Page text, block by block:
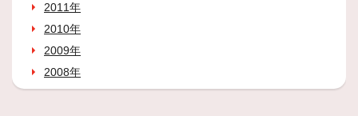
2011年
2010年
2009年
2008年